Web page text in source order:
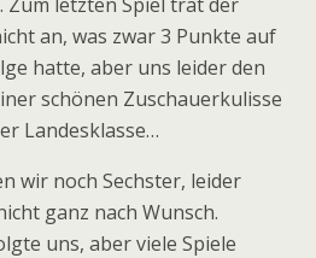
an, was zwar 3 Punkte auf
hatte, aber uns leider den
schönen Zuschauerkulisse
Landesklasse…
wir noch Sechster, leider
ganz nach Wunsch.
uns, aber viele Spiele